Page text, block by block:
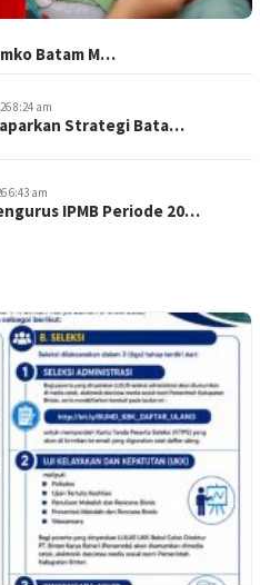
Batam M…
8:24 am
Strategi Bata…
6:43 am
IPMB Periode 20…